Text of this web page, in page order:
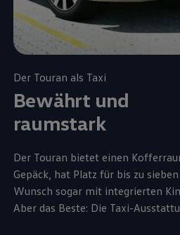
Der Touran als Taxi
Bewährt und
raumstark
Der Touran bietet einen
Gepäck, hat Platz für bis zu
Wunsch sogar mit integrierten
Aber das Beste: Die Taxi-